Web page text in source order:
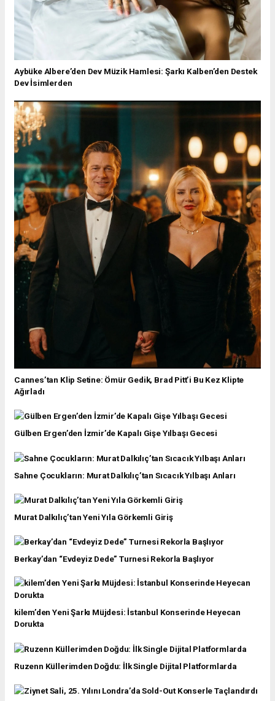
Aybüke Albere’den Dev Müzik Hamlesi: Şarkı Kalben’den Destek
Dev İsimlerden
Cannes’tan Klip Setine: Ömür Gedik, Brad Pitt’i Bu Kez Klipte
Ağırladı
Gülben Ergen’den İzmir’de Kapalı Gişe Yılbaşı Gecesi
Sahne Çocukların: Murat Dalkılıç’tan Sıcacık Yılbaşı Anları
Murat Dalkılıç’tan Yeni Yıla Görkemli Giriş
Berkay’dan “Evdeyiz Dede” Turnesi Rekorla Başlıyor
kilem’den Yeni Şarkı Müjdesi: İstanbul Konserinde Heyecan
Dorukta
Ruzenn Küllerimden Doğdu: İlk Single Dijital Platformlarda